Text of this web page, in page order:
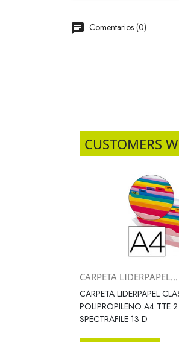
Comentarios (0)
CUSTOMERS

CARPETA LIDERPAPEL...
CARPETA LIDERPAPEL
POLIPROPILENO A4 TTE 2
SPECTRAFILE 13 D